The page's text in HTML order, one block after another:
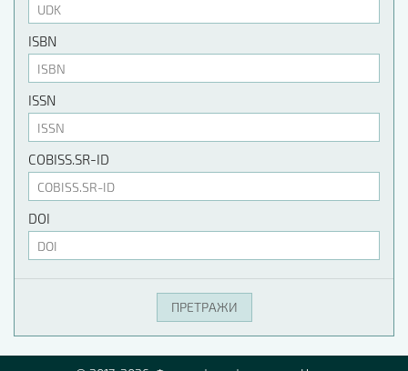
ISBN
ISSN
COBISS.SR-ID
DOI